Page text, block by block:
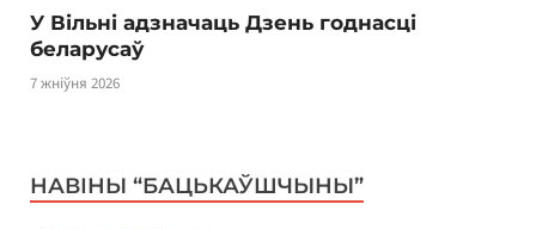
У Вільні адзначаць Дзень годнасці
беларусаў
7 жніўня 2026
НАВІНЫ “БАЦЬКАЎШЧЫНЫ”